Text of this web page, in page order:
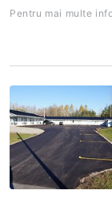
Pentru mai multe